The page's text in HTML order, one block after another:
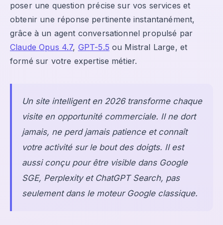
poser une question précise sur vos services et
obtenir une réponse pertinente instantanément,
grâce à un agent conversationnel propulsé par
Claude Opus 4.7, GPT-5.5 ou Mistral Large, et
formé sur votre expertise métier.
Un site intelligent en 2026 transforme chaque
visite en opportunité commerciale. Il ne dort
jamais, ne perd jamais patience et connaît
votre activité sur le bout des doigts. Il est
aussi conçu pour être visible dans Google
SGE, Perplexity et ChatGPT Search, pas
seulement dans le moteur Google classique.